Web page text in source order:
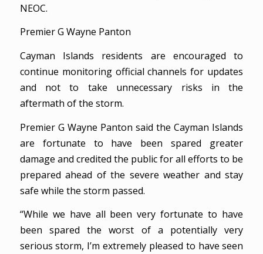
NEOC.
Premier G Wayne Panton
Cayman Islands residents are encouraged to
continue monitoring official channels for updates
and not to take unnecessary risks in the
aftermath of the storm.
Premier G Wayne Panton said the Cayman Islands
are fortunate to have been spared greater
damage and credited the public for all efforts to be
prepared ahead of the severe weather and stay
safe while the storm passed.
“While we have all been very fortunate to have
been spared the worst of a potentially very
serious storm, I’m extremely pleased to have seen